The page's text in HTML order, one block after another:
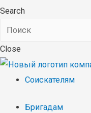
Search
Close
Соискателям
Бригадам